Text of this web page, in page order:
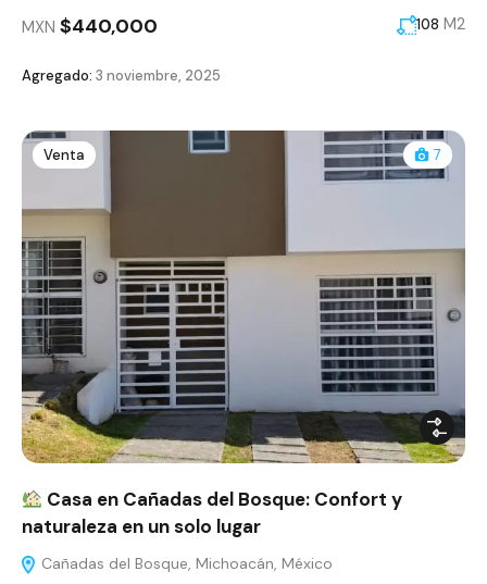
MXN $440,000 108 M2
Agregado: 3 noviembre, 2025
Venta 7
Casa en Cañadas del Bosque: Confort y
naturaleza en un solo lugar
Cañadas del Bosque, Michoacán, México